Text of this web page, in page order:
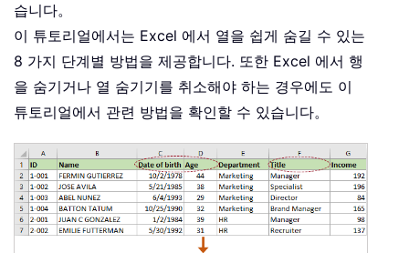
습니다。
이 튜토리얼에서는 Excel 에서 열을 쉽게 숨길 수 있는
8 가지 단계별 방법을 제공합니다. 또한 Excel 에서 행
을 숨기거나 열 숨기기를 취소해야 하는 경우에도 이
튜토리얼에서 관련 방법을 확인할 수 있습니다。